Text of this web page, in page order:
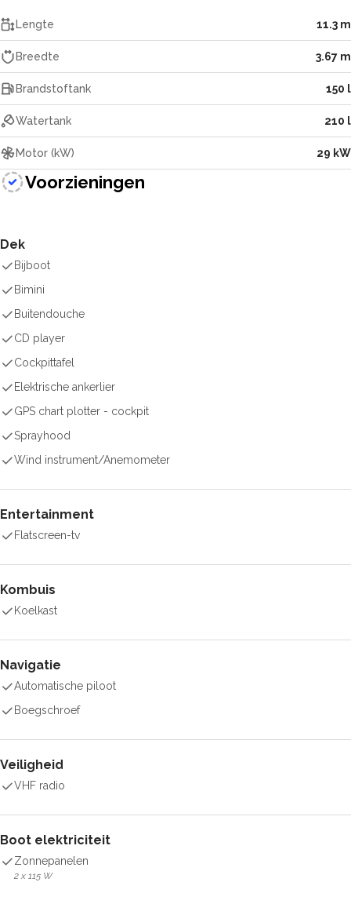
Lengte 11.3 m
Breedte 3.67 m
Brandstoftank 150 l
Watertank 210 l
Motor (kW) 29 kW
Voorzieningen
Dek
Bijboot
Bimini
Buitendouche
CD player
Cockpittafel
Elektrische ankerlier
GPS chart plotter - cockpit
Sprayhood
Wind instrument/Anemometer
Entertainment
Flatscreen-tv
Kombuis
Koelkast
Navigatie
Automatische piloot
Boegschroef
Veiligheid
VHF radio
Boot elektriciteit
Zonnepanelen
2 x 115 W